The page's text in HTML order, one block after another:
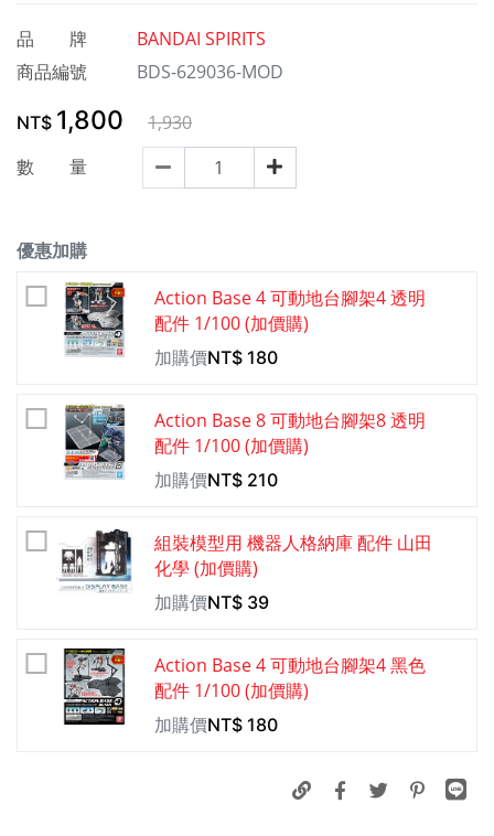
品 牌
BANDAI SPIRITS
商品編號
BDS-629036-MOD
NT$ 1,800
1,930
數 量
優惠加購
Action Base 4 可動地台腳架4 透明
配件 1/100 (加價購)
加購價NT$180
Action Base 8 可動地台腳架8 透明
配件 1/100 (加價購)
加購價NT$210
組裝模型用 機器人格納庫 配件 山田
化學 (加價購)
加購價NT$39
Action Base 4 可動地台腳架4 黑色
配件 1/100 (加價購)
加購價NT$180